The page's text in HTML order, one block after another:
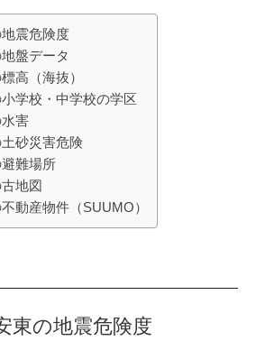
震危険度
盤データ
高（海抜）
学校・中学校の学区
害
砂災害危険
難場所
地図
動産物件（SUUMO）
東の地震危険度